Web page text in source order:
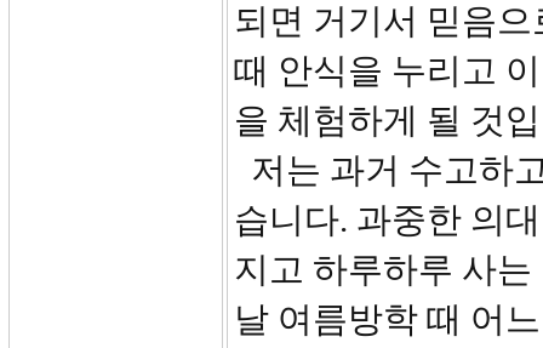
되면 거기서 믿음
때 안식을 누리고
을 체험하게 될 것
저는 과거 수고하
습니다. 과중한 의
지고 하루하루 사
날 여름방학 때 어